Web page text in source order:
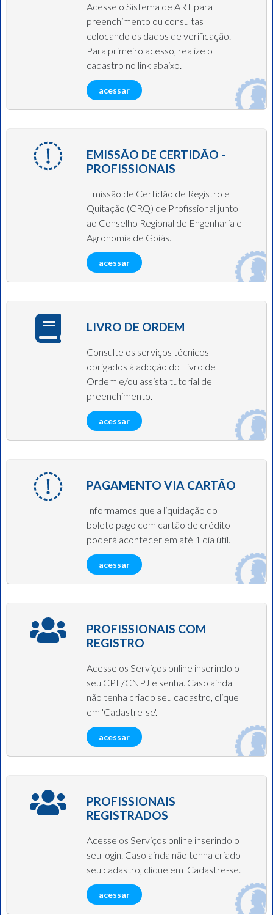
Acesse o Sistema de ART para
preenchimento ou consultas
colocando os dados de verificação.
Para primeiro acesso, realize o
cadastro no link abaixo.
acessar
EMISSÃO DE CERTIDÃO -
PROFISSIONAIS
Emissão de Certidão de Registro e
Quitação (CRQ) de Profissional junto
ao Conselho Regional de Engenharia e
Agronomia de Goiás.
acessar
LIVRO DE ORDEM
Consulte os serviços técnicos
obrigados à adoção do Livro de
Ordem e/ou assista tutorial de
preenchimento.
acessar
PAGAMENTO VIA CARTÃO
Informamos que a liquidação do
boleto pago com cartão de crédito
poderá acontecer em até 1 dia útil.
acessar
PROFISSIONAIS COM
REGISTRO
Acesse os Serviços online inserindo o
seu CPF/CNPJ e senha. Caso ainda
não tenha criado seu cadastro, clique
em 'Cadastre-se'.
acessar
PROFISSIONAIS
REGISTRADOS
Acesse os Serviços online inserindo o
seu login. Caso ainda não tenha criado
seu cadastro, clique em 'Cadastre-se'.
acessar